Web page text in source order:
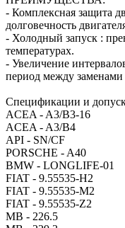
- Комплексная защита
долговечность
- Холодный запуск :
температурах.
- Увеличение
период между заменами
Спецификации и
ACEA - A3/B3-16
ACEA - A3/B4
API - SN/CF
PORSCHE - A40
BMW - LONGLIFE-01
FIAT - 9.55535-H2
FIAT - 9.55535-M2
FIAT - 9.55535-Z2
MB - 226.5